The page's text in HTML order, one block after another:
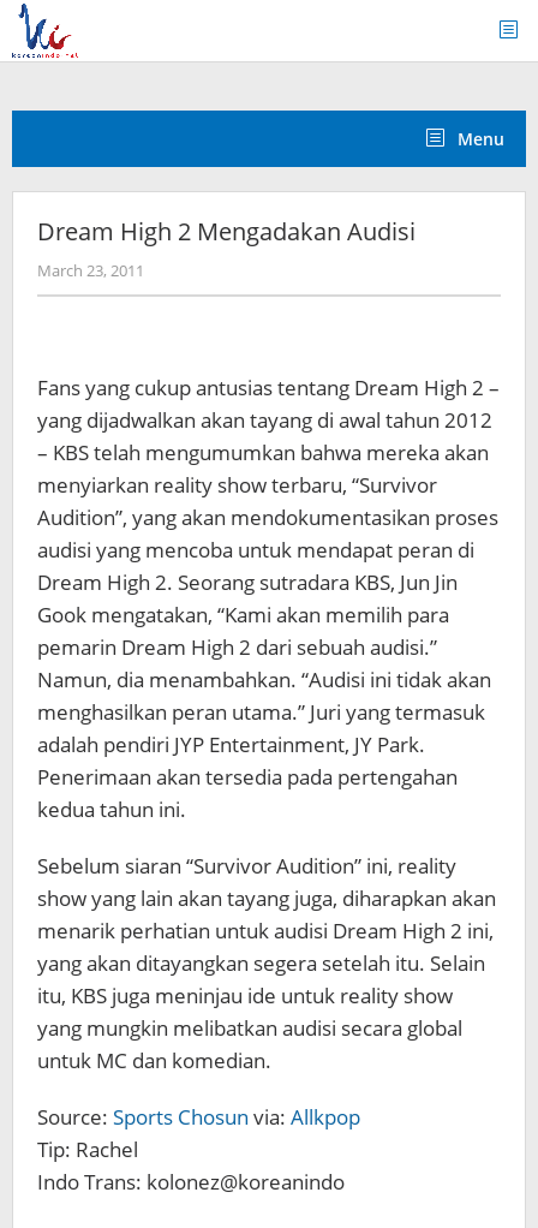
Skip
content
Menu
Dream High 2 Mengadakan Audisi
March 23, 2011
Koreanindo
Fans yang cukup antusias tentang Dream High 2 –
yang dijadwalkan akan tayang di awal tahun 2012
– KBS telah mengumumkan bahwa mereka akan
menyiarkan reality show terbaru, “Survivor
Audition”, yang akan mendokumentasikan proses
audisi yang mencoba untuk mendapat peran di
Dream High 2. Seorang sutradara KBS, Jun Jin
Gook mengatakan, “Kami akan memilih para
pemarin Dream High 2 dari sebuah audisi.”
Namun, dia menambahkan. “Audisi ini tidak akan
menghasilkan peran utama.” Juri yang termasuk
adalah pendiri JYP Entertainment, JY Park.
Penerimaan akan tersedia pada pertengahan
kedua tahun ini.
Sebelum siaran “Survivor Audition” ini, reality
show yang lain akan tayang juga, diharapkan akan
menarik perhatian untuk audisi Dream High 2 ini,
yang akan ditayangkan segera setelah itu. Selain
itu, KBS juga meninjau ide untuk reality show
yang mungkin melibatkan audisi secara global
untuk MC dan komedian.
Source: Sports Chosun via: Allkpop
Tip: Rachel
Indo Trans: kolonez@koreanindo